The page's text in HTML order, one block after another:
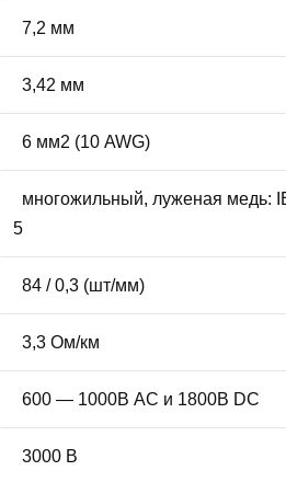
7,2 мм
3,42 мм
6 мм2 (10 AWG)
многожильный, луженая медь:
5
84 / 0,3 (шт/мм)
3,3 Ом/км
600 — 1000В AC и 1800В DC
3000 В